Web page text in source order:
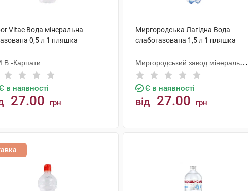
Vitae Вода мінеральна
0,5 л 1 пляшка
Карпати
в наявності
27.00 грн
Миргородська Лагідна Вода
слабогазована 1,5 л 1 пляшка
Миргородський завод мінеральних
вод
Є в наявності
від 27.00 грн